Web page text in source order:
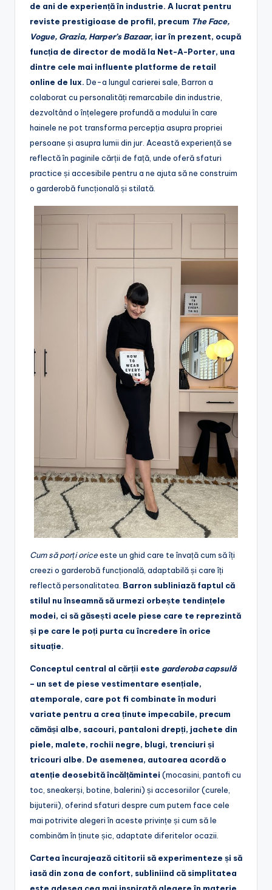
de ani de experiență în industrie. A lucrat pentru
reviste prestigioase de profil, precum The Face,
Vogue, Grazia, Harper’s Bazaar, iar în prezent, ocupă
funcția de director de modă la Net-A-Porter, una
dintre cele mai influente platforme de retail
online de lux. De-a lungul carierei sale, Barron a
colaborat cu personalități remarcabile din industrie,
dezvoltând o înțelegere profundă a modului în care
hainele ne pot transforma percepția asupra propriei
persoane și asupra lumii din jur. Această experiență se
reflectă în paginile cărții de față, unde oferă sfaturi
practice și accesibile pentru a ne ajuta să ne construim
o garderobă funcțională și stilată.
Cum să porți oriceeste un ghid care te învață cum să îți
creezi o garderobă funcțională, adaptabilă și care îți
reflectă personalitatea. Barron subliniază faptul că
stilul nu înseamnă să urmezi orbește tendințele
modei, ci să găsești acele piese care te reprezintă
și pe care le poți purta cu încredere în orice
situație.
Conceptul central al cărții este garderoba capsulă
– un set de piese vestimentare esențiale,
atemporale, care pot fi combinate în moduri
variate pentru a crea ținute impecabile, precum
cămăși albe, sacouri, pantaloni drepți, jachete din
piele, malete, rochii negre, blugi, trenciuri și
tricouri albe. De asemenea, autoarea acordă o
atenție deosebită încălțămintei (mocasini, pantofi cu
toc, sneakerși, botine, balerini) și accesoriilor (curele,
bijuterii), oferind sfaturi despre cum putem face cele
mai potrivite alegeri în aceste privințe și cum să le
combinăm în ținute șic, adaptate diferitelor ocazii.
Cartea încurajează cititorii să experimenteze și să
iasă din zona de confort, subliniind că simplitatea
este adesea cea mai inspirată alegere în materie